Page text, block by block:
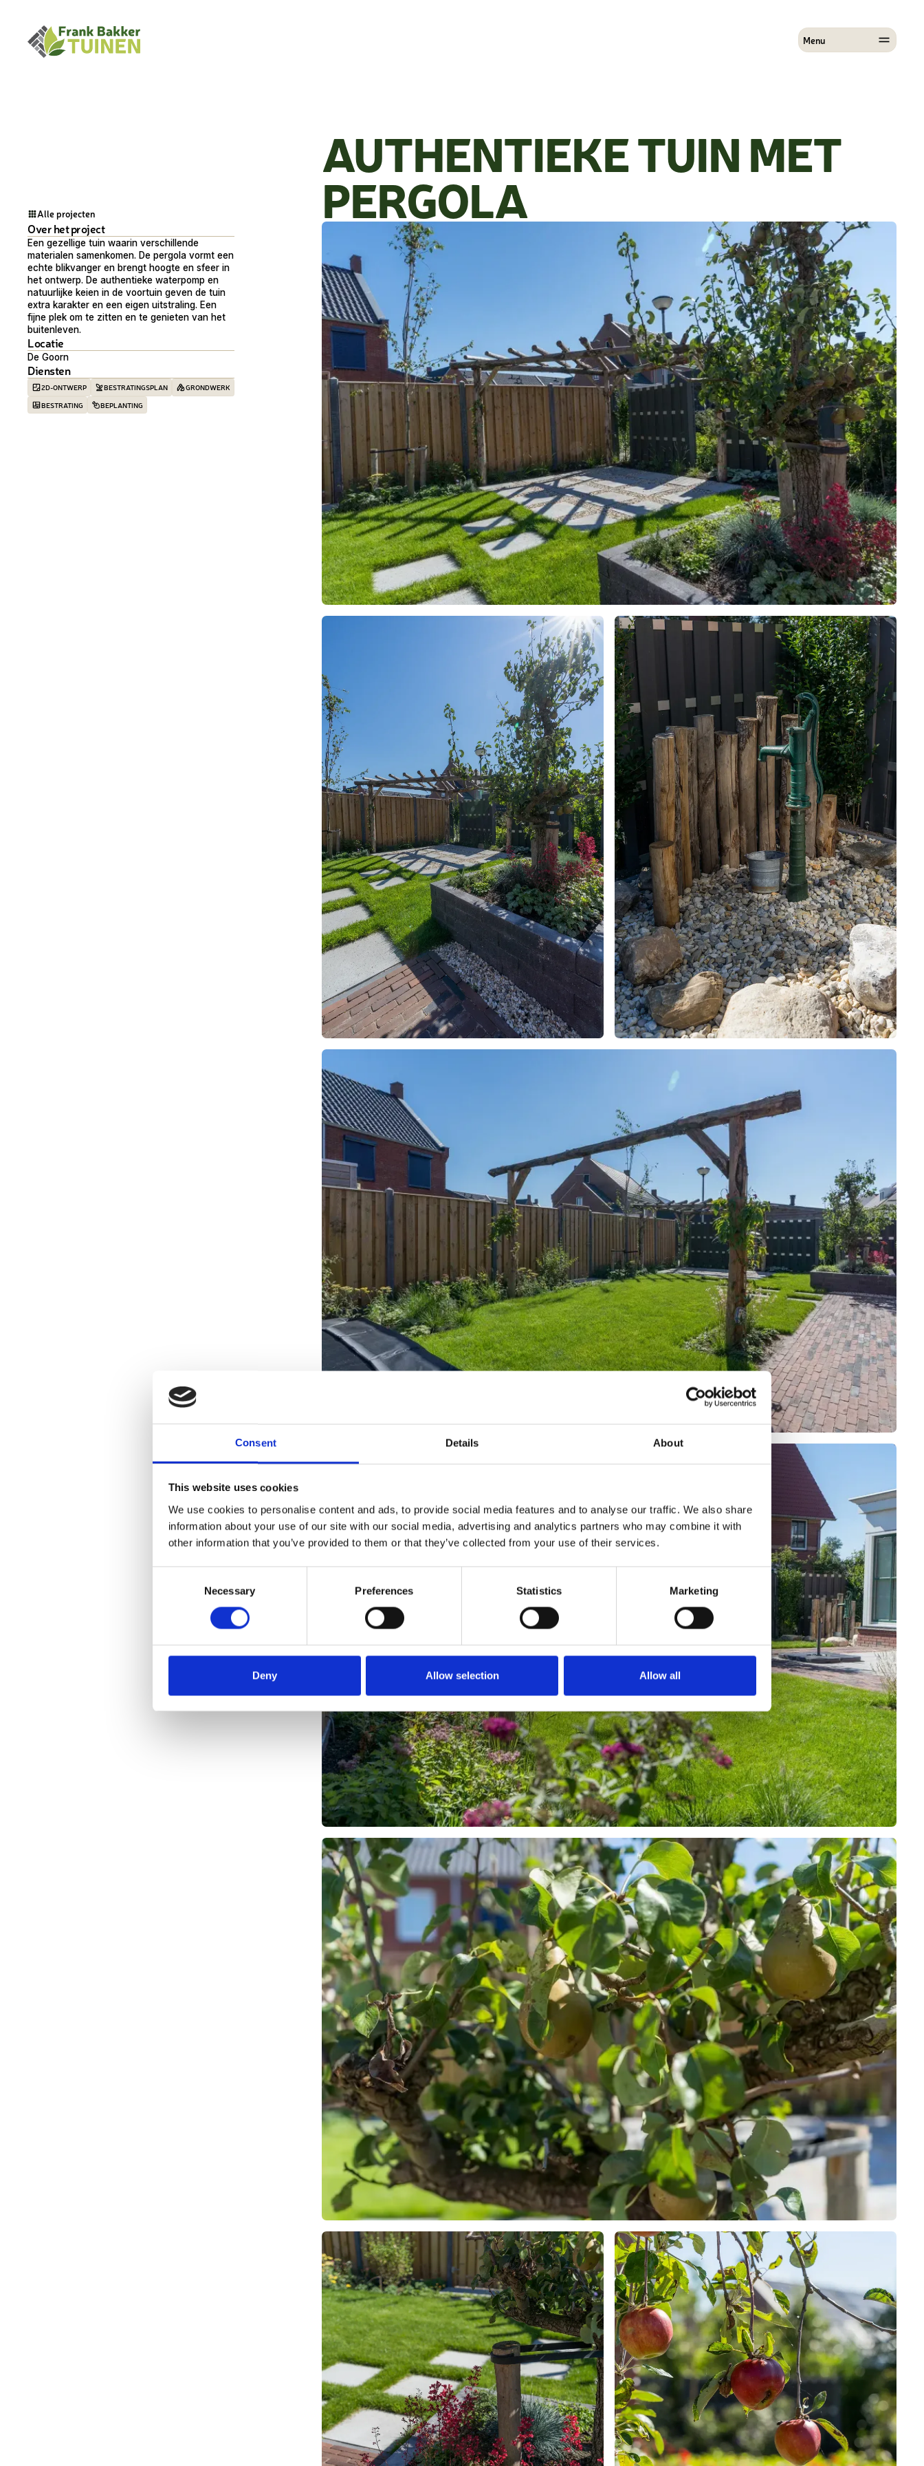
Consent Details About
This website uses cookies
We use cookies to personalise content and ads, to provide social media features and to analyse our traffic. We also share
information about your use of our site with our social media, advertising and analytics partners who may combine it with
other information that you’ve provided to them or that they’ve collected from your use of their services.
Necessary Preferences Statistics Marketing
Deny Allow selection Allow all
Menu
Contact
Vacatures
Zakelijk
AUTHENTIEKETUINMET
PERGOLA
Alle projecten
Over het project
Een gezellige tuin waarin verschillende
materialen samenkomen. De pergola vormt een
echte blikvanger en brengt hoogte en sfeer in
het ontwerp. De authentieke waterpomp en
natuurlijke keien in de voortuin geven de tuin
extra karakter en een eigen uitstraling. Een
fijne plek om te zitten en te genieten van het
buitenleven.
Locatie
De Goorn
Diensten
2D-ONTWERP BESTRATINGSPLAN
GRONDWERK
BESTRATING
BEPLANTING